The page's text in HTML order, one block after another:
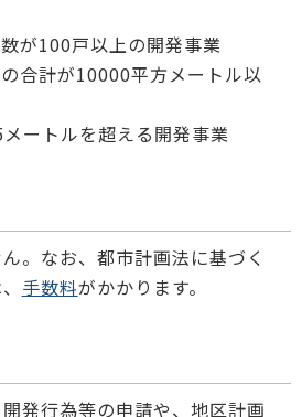
が100戸以上の開発事業
合計が10000平方メートル以
ートルを超える開発事業
。なお、都市計画法に基づく
手数料がかかります。
発行為等の申請や、地区計画